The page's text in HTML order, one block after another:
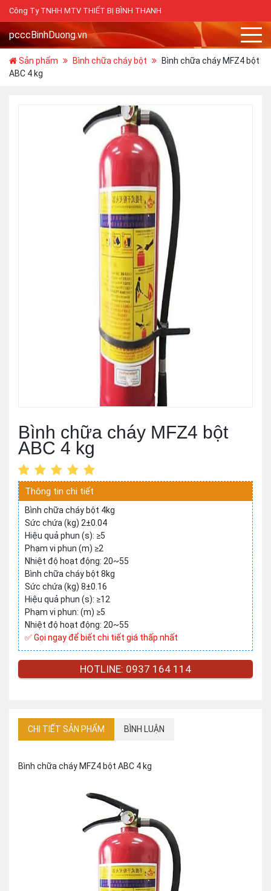
Công Ty TNHH MTV THIẾT BỊ BÌNH THANH
pcccBinhDuong.vn
Sản phẩm Bình chữa cháy bột
Bình chữa cháy MFZ4 bột
ABC 4 kg
Bình chữa cháy MFZ4 bột
ABC 4 kg
Thông tin chi tiết
Bình chữa cháy bột 4kg
Sức chứa (kg) 2±0.04
Hiệu quả phun (s): ≥5
Phạm vi phun (m) ≥2
Nhiệt độ hoạt động: 20~55
Bình chữa cháy bột 8kg
Sức chứa (kg) 8±0.16
Hiệu quả phun (s): ≥12
Phạm vi phun: (m) ≥5
Nhiệt độ hoạt động: 20~55
✅ Gọi ngay để biết chi tiết giá thấp nhất
HOTLINE: 0937 164 114
CHI TIẾT SẢN PHẨM BÌNH LUẬN
Bình chữa cháy MFZ4 bột ABC 4 kg